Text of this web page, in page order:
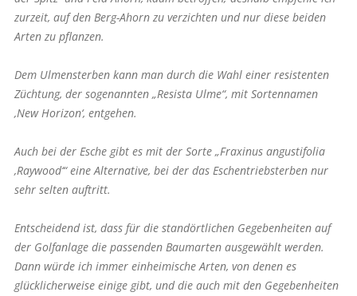
zurzeit, auf den Berg-Ahorn zu verzichten und nur diese beiden
Arten zu pflanzen.
Dem Ulmensterben kann man durch die Wahl einer resistenten
Züchtung, der sogenannten „Resista Ulme“, mit Sortennamen
‚New Horizon‘, entgehen.
Auch bei der Esche gibt es mit der Sorte „Fraxinus angustifolia
‚Raywood‘“ eine Alternative, bei der das Eschentriebsterben nur
sehr selten auftritt.
Entscheidend ist, dass für die standörtlichen Gegebenheiten auf
der Golf­anlage die passenden Baumarten ausgewählt werden.
Dann würde ich immer einheimische Arten, von denen es
glücklicherweise einige gibt, und die auch mit den Gegebenheiten